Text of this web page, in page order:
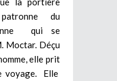
du
qui se
Moctar. Déçu
elle prit
voyage. Elle